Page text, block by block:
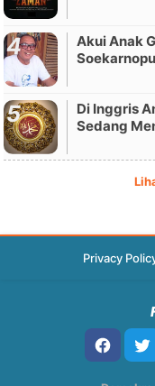
Akui Anak
Di Inggris
Sedang
Privacy